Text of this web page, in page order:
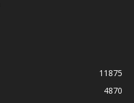
11875
4870